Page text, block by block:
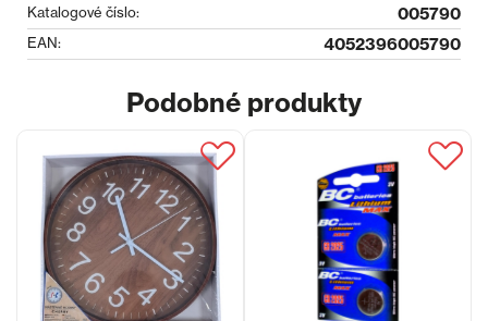
Katalogové číslo: 005790
EAN: 4052396005790
Podobné produkty